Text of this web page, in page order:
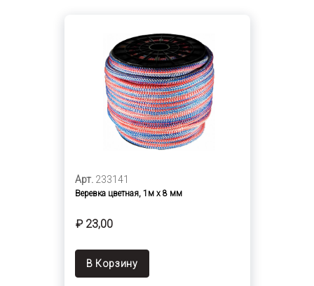
Арт. 233141
Веревка цветная, 1м х 8 мм
₽ 23,00
В Корзину